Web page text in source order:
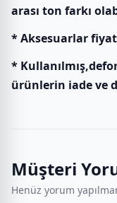
arası ton farkı
* Aksesuarlar
*
ürünlerin iade ve
Müşteri
Henüz yorum